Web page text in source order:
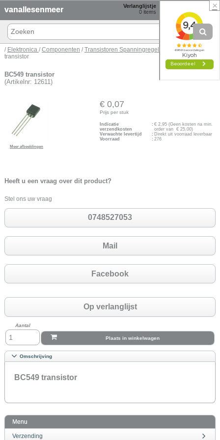
Verlanglijstje
0 items
Winkelmand
0 items € 0,00
vanallesenmeer
/ Elektronica /Componenten /Transistoren Spanningregelaars /TO-92/ BC549
transistor
BC549 transistor
(Artikelnr: 12611)
Meer afbeeldingen
€ 0,07
Prijs per stuk
Indicatie
verzendkosten
: € 2,95(Geen kosten na min.
order van € 25,00)
Verwachte levertijd
: Direkt uit voorraad leverbaar
Voorraad
: 276
Heeft u een vraag over dit product?
Stel ons uw vraag
0748527053
Mail
Facebook
Op verlanglijst
Aantal
Plaats in winkelwagen
Omschrijving
BC549 transistor
Menu
Verzending
×